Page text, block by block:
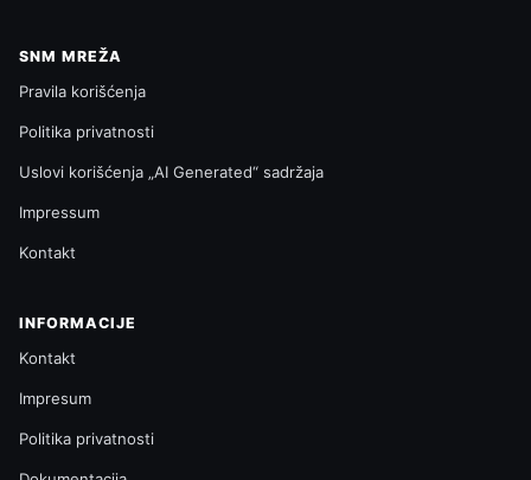
SNM MREŽA
Pravila korišćenja
Politika privatnosti
Uslovi korišćenja „AI Generated“ sadržaja
Impressum
Kontakt
INFORMACIJE
Kontakt
Impresum
Politika privatnosti